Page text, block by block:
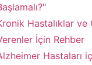
Hastalıklar ve
İçin Rehber
Hastaları